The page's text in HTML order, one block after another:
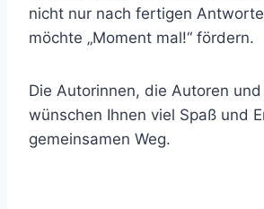
nicht nur nach fertigen
möchte „Moment mal!“ fördern.
Die Autorinnen, die Autoren
wünschen Ihnen viel Spaß und
gemeinsamen Weg.